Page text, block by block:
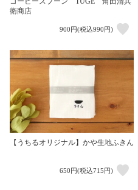
衛商店
900円(税込990円)
【うちるオリジナル】かや生地ふきん
650円(税込715円)